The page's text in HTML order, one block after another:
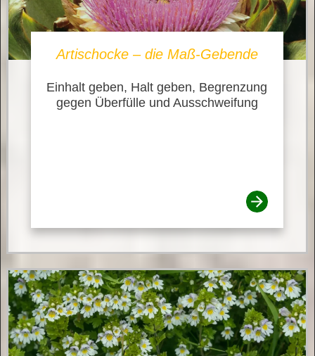
Artischocke – die Maß-Gebende
Einhalt geben, Halt geben, Begrenzung
gegen Überfülle und Ausschweifung